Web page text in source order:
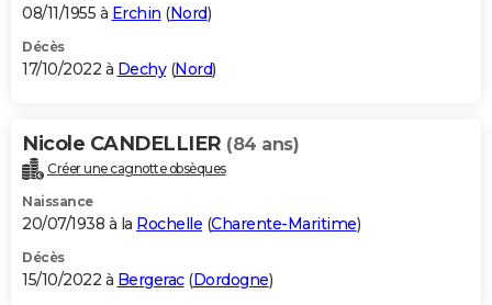
08/11/1955 à Erchin (Nord)
Décès
17/10/2022 à Dechy(Nord)
Nicole CANDELLIER (84 ans)
Créer une cagnotte obsèques
Naissance
20/07/1938 à la Rochelle (Charente-Maritime)
Décès
15/10/2022 à Bergerac(Dordogne)